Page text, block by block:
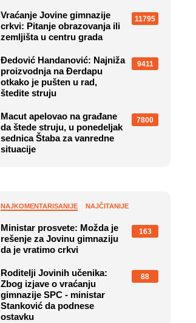
Vraćanje Jovine gimnazije
crkvi: Pitanje obrazovanja ili
zemljišta u centru grada
11795
Đedović Handanović: Najniža
proizvodnja na Đerdapu
otkako je pušten u rad,
štedite struju
9411
Macut apelovao na građane
da štede struju, u ponedeljak
sednica Štaba za vanredne
situacije
7800
NAJKOMENTARISANIJE NAJČITANIJE
Ministar prosvete: Možda je
rešenje za Jovinu gimnaziju
da je vratimo crkvi
163
Roditelji Jovinih učenika:
Zbog izjave o vraćanju
gimnazije SPC - ministar
Stanković da podnese
ostavku
88